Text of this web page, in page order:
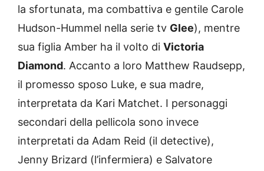
la sfortunata, ma combattiva e gentile Carole
Hudson-Hummel nella serie tv Glee), mentre
sua figlia Amber ha il volto di Victoria
Diamond. Accanto a loro Matthew Raudsepp,
il promesso sposo Luke, e sua madre,
interpretata da Kari Matchet. I personaggi
secondari della pellicola sono invece
interpretati da Adam Reid (il detective),
Jenny Brizard (l’infermiera) e Salvatore